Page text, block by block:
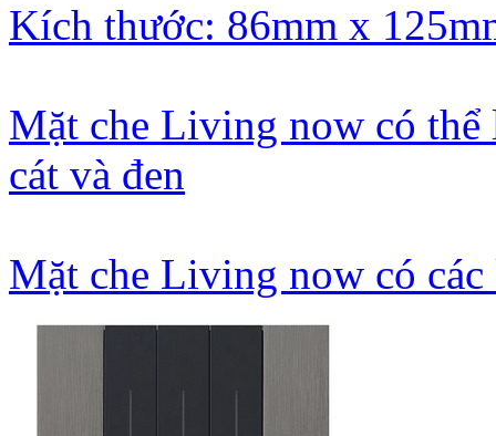
Kích thước: 86mm x
Mặt che Living now có thể
cát và đen
Mặt che Living now có